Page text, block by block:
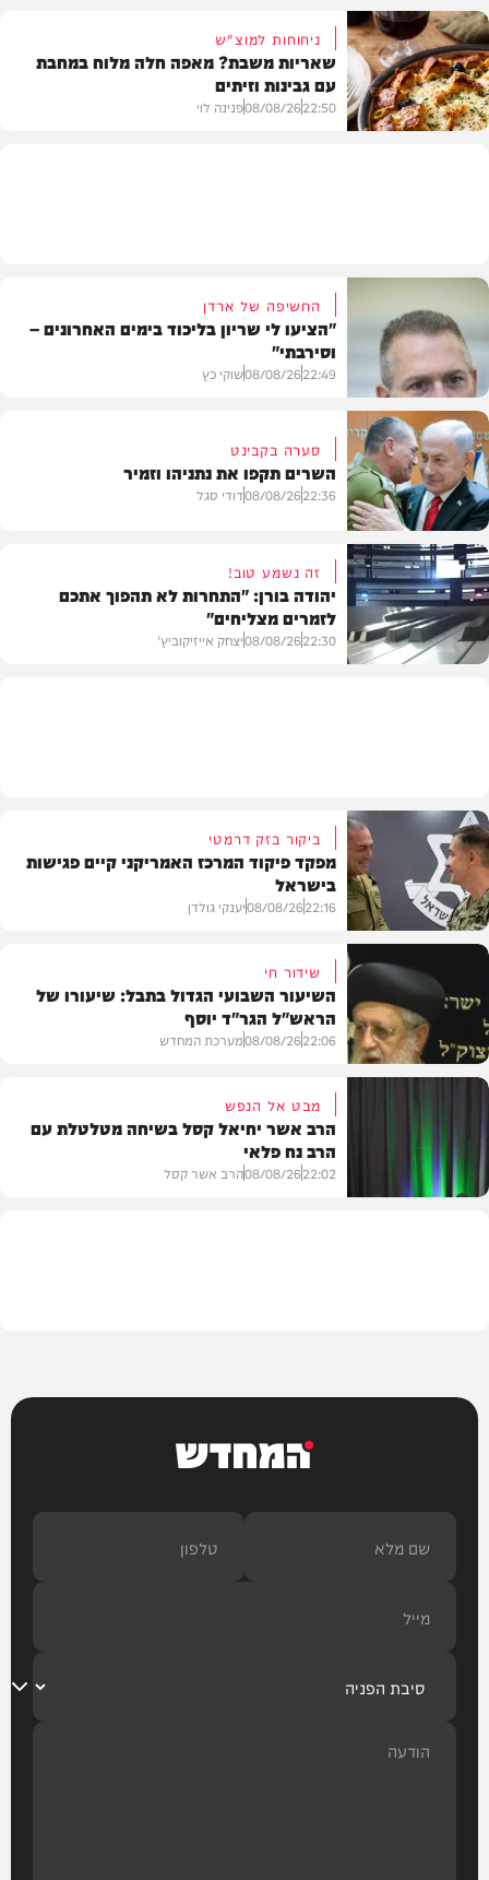
חדשות
ניחוחות למוצ"ש
שאריות משבת? מאפה חלה מלוח במחבת
עם גבינות וזיתים
22:50
08/08/26פנינה לוי
חדשות
החשיפה של ארדן
"הציעו לי שריון בליכוד בימים האחרונים –
וסירבתי"
22:49
08/08/26שוקי כץ
מדיני
סערה בקבינט
השרים תקפו את נתניהו וזמיר
22:36
08/08/26דודי סגל
זה נשמע טוב!
יהודה בורן: "התחרות לא תהפוך אתכם
לזמרים מצליחים"
22:30
08/08/26יצחק אייזיקוביץ'
חדשות
ביקור בזק דרמטי
מפקד פיקוד המרכז האמריקני קיים פגישות
בישראל
22:16
08/08/26יענקי גולדן
וידאו
שידור חי
השיעור השבועי הגדול בתבל: שיעורו של
הראש"ל הגר"ד יוסף
22:06
08/08/26מערכת המחדש
מבט אל הנפש
הרב אשר יחיאל קסל בשיחה מטלטלת עם
הרב נח פלאי
22:02
08/08/26הרב אשר קסל
המחדש